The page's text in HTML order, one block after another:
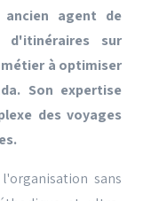
ancien agent de
d'itinéraires sur
métier à optimiser
Son expertise
des voyages
sans